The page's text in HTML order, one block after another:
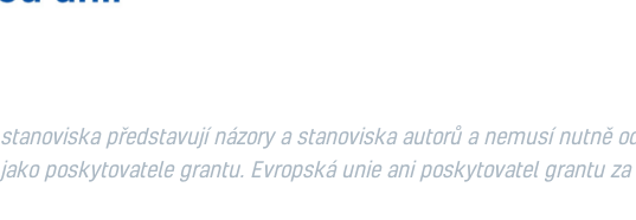
představují názory a stanoviska autorů a nemusí nutně
poskytovatele grantu. Evropská unie ani poskytovatel grantu za